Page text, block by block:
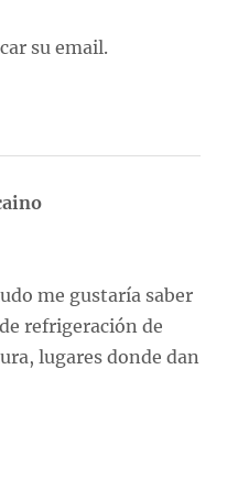
su email.
me gustaría saber
refrigeración de
lugares donde dan